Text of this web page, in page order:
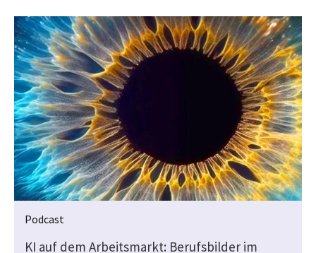
Podcast
KI auf dem Arbeitsmarkt: Berufsbilder im